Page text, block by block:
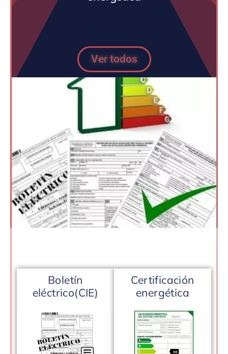
Ver todos
Boletín
eléctrico(CIE)
Certificación
energética